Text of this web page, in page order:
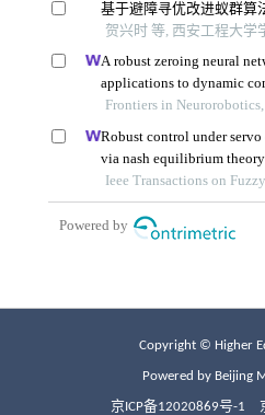
Copyright © Higher
Powered by Beijing
京ICP备12020869号-1